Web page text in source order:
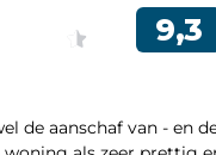
de aanschaf van - en